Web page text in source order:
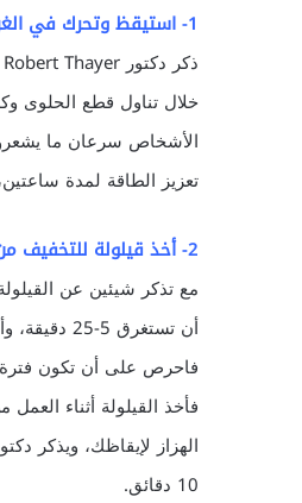
1- استيقظ وتحرك في الغرفة للشعور باليقظة:
تعزيز الطاقة لمدة
2- أخذ قيلولة للتخفيف من حدة الشعور بالنعاس:
مع تذكر شيئين عن
فاحرص على أن تكون
فأخذ القيلولة أثناء
10 دقائق.